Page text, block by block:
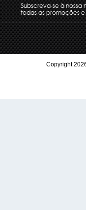
Subscreva-se à
todas as promoções
Copyright